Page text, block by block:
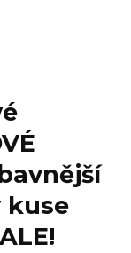
kuse